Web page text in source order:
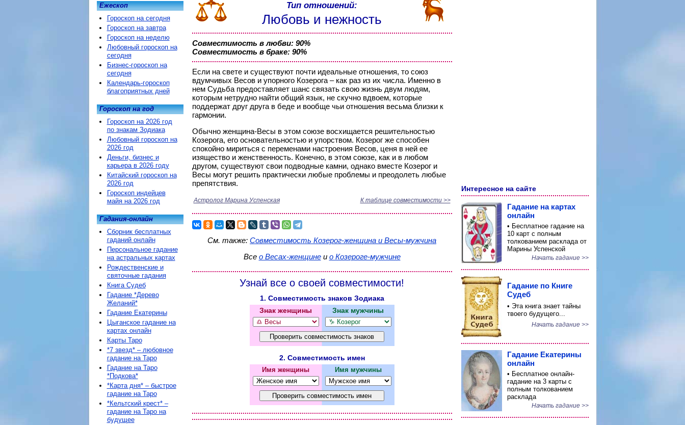
Тип отношений:
Любовь и нежность
Совместимость в любви: 90%
Совместимость в браке: 90%
Если на свете и существуют почти идеальные отношения, то союз
вдумчивых Весов и упорного Козерога – как раз из их числа. Именно в
нем Судьба предоставляет шанс связать свою жизнь двум людям,
которым нетрудно найти общий язык, не скучно вдвоем, которые
поддержат друг друга в беде и вообще чьи отношения весьма близки к
гармонии.
Обычно женщина-Весы в этом союзе восхищается решительностью
Козерога, его основательностью и упорством. Козерог же способен
спокойно мириться с переменами настроения Весов, ценя в ней ее
изящество и женственность. Конечно, в этом союзе, как и в любом
другом, существуют свои подводные камни, однако вместе Козерог и
Весы могут решить практически любые проблемы и преодолеть любые
препятствия.
Астролог Марина Успенская К таблице совместимости >>
См. также: Совместимость Козерог-женщина и Весы-мужчина
Все о Весах-женщинеи о Козероге-мужчине
Узнай все о своей совместимости!
1. Совместимость знаков Зодиака
Знак женщины
Знак мужчины
2. Совместимость имен
Имя женщины Имя мужчины
Ежескоп
Гороскоп на сегодня
Гороскоп на завтра
Гороскоп на неделю
Любовный гороскоп на
сегодня
Бизнес-гороскоп на
сегодня
Календарь-гороскоп
благоприятных дней
Гороскоп на год
Гороскоп на 2026 год
по знакам Зодиака
Любовный гороскоп на
2026 год
Деньги, бизнес и
карьера в 2026 году
Китайский гороскоп на
2026 год
Гороскоп индейцев
майя на 2026 год
Гадания-онлайн
Сборник бесплатных
гаданий онлайн
Персональное гадание
на астральных картах
Рождественские и
святочные гадания
Книга Судеб
Гадание *Дерево
Желаний*
Гадание Екатерины
Цыганское гадание на
картах онлайн
Карты Таро
*7 звезд* – любовное
гадание на Таро
Гадание на Таро
*Подкова*
*Карта дня* – быстрое
гадание на Таро
*Кельтский крест* –
гадание на Таро на
будущее
Интересное на сайте
Гадание на картах
онлайн
• Бесплатное гадание на
10 карт с полным
толкованием расклада от
Марины Успенской
Начать гадание >>
Гадание по Книге
Судеб
• Эта книга знает тайны
твоего будущего...
Начать гадание >>
Гадание Екатерины
онлайн
• Бесплатное онлайн-
гадание на 3 карты с
полным толкованием
расклада
Начать гадание >>